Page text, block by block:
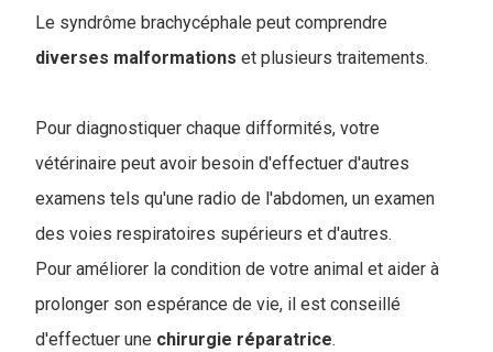
Le syndrôme brachycéphale peut comprendre
diverses malformations et plusieurs traitements.
Pour diagnostiquer chaque difformités, votre
vétérinaire peut avoir besoin d'effectuer d'autres
examens tels qu'une radio de l'abdomen, un examen
des voies respiratoires supérieurs et d'autres.
Pour améliorer la condition de votre animal et aider à
prolonger son espérance de vie, il est conseillé
d'effectuer une chirurgie réparatrice.